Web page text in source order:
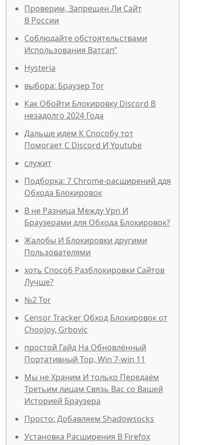
Проверим, Запрещен Ли Сайт
В России
Соблюдайте обстоятельствами
Использования Ватсап”
Hysteria
выбора: Браузер Tor
Как Обойти Блокировку Discord В
незадолго 2024 Года
Дальше идем К Способу тот
Помогает С Discord И Youtube
служит
Подборка: 7 Chrome-расширений ддя
Обхода Блокировок
В не Разница Между Vpn И
Браузерами для Обхода Блокировок?
Жалобы И Блокировки другими
Пользователями
хоть Способ Разблокировки Сайтов
Лучше?
№2 Tor
Censor Tracker Обход Блокировок от
Choojoy, Grbovic
простой Гайд На Обновлённый
Портативный Тор, Win 7-win 11
Мы не Храним И только Передаём
Третьим лицам Связь Вас со Вашей
Историей Браузера
Просто: Добавляем Shadowsocks
Установка Расширения В Firefox